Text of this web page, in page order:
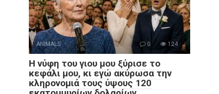
ANIMALS 0 124
Η νύφη του γιου μου ξύρισε το
κεφάλι μου, κι εγώ ακύρωσα την
κληρονομιά τους ύψους 120